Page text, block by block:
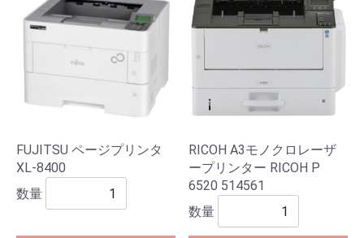
FUJITSU ページプリンタ
XL-8400
数量
RICOH A3モノクロレーザ
ープリンター RICOH P
6520 514561
数量